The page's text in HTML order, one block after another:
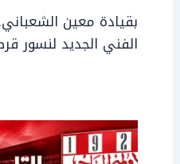
بقيادة معين
الفني الجديد لنسور